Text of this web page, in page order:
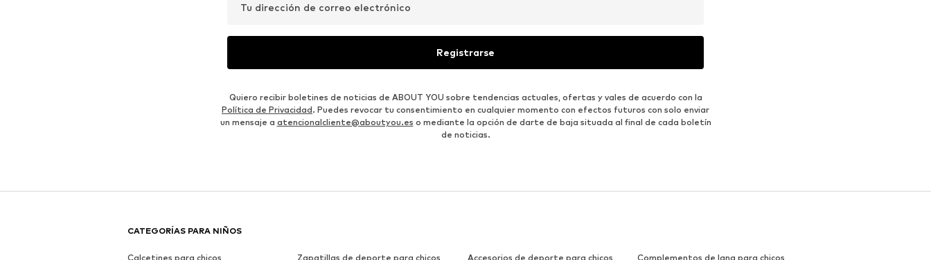
Tu dirección de correo electrónico
Registrarse
Quiero recibir boletines de noticias de ABOUT YOU sobre tendencias actuales, ofertas y vales de acuerdo con la
Política de Privacidad. Puedes revocar tu consentimiento en cualquier momento con efectos futuros con solo enviar
un mensaje a atencionalcliente@aboutyou.es o mediante la opción de darte de baja situada al final de cada boletín
de noticias.
CATEGORÍAS PARA NIÑOS
Calcetines para chicos Zapatillas de deporte para chicos Accesorios de deporte para chicos
Complementos de lana para chicos